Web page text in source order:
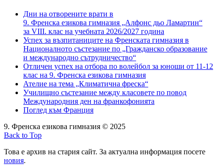
Дни на отворените врати в
9. Френска езикова гимназия „Алфонс дьо Ламартин“
за VIII. клас на учебната 2026/2027 година
Успех за възпитаниците на Френската гимназия в
Националното състезание по „Гражданско образование
и международно сътрудничество“
Отличен успех на отбора по волейбол за юноши от 11-12
клас на 9. Френска езикова гимназия
Ателие на тема „Климатична фреска“
Училищно състезание между класовете по повод
Международния ден на франкофонията
Поглед към Франция
9. Френска езикова гимназия © 2025
Back to Top
Това е архив на стария сайт. За актуална информация посете
новия.